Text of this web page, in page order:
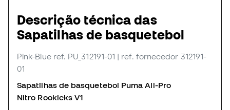
Descrição técnica das
Sapatilhas de basquetebol
Pink-Blue ref. PU_312191-01 | ref. fornecedor 312191-
01
Sapatilhas de basquetebol Puma All-Pro
Nitro Rookicks V1